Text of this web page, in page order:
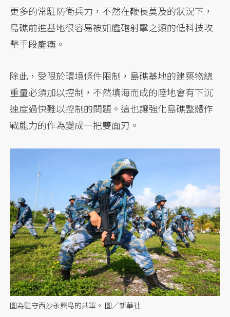
更多的常駐防衛兵力，不然在鞭長莫及的狀況下，
島礁前進基地很容易被如艦砲射擊之類的低科技攻
擊手段癱瘓。
除此，受限於環境條件限制，島礁基地的建築物總
重量必須加以控制，不然填海而成的陸地會有下沉
速度過快難以控制的問題。這也讓強化島礁整體作
戰能力的作為變成一把雙面刃。
圖為駐守西沙永興島的共軍。 圖／新華社